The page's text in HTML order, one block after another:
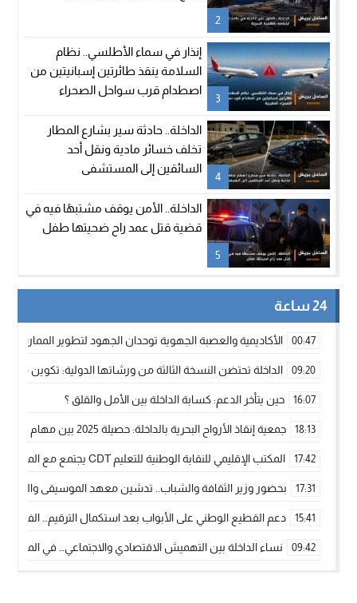
2
3
إنذار في سماء الأطلسي.. نظام
السلامة ينقذ طائرتين إسبانيتين من
اصطدام قرب سواحل الصحراء
4
الداخلة.. حادثة سير بشارع المطار
تخلف خسائر مادية ونقل أحد
السائقين إلى المستشفى
5
الداخلة.. الأمن يوقف مشتبهًا فيه في
قضية قتل عمد راح ضحيتها طفل
24 ساعة
00:47 الأكاديمية والعصبة الجهوية توحدان الجهود لتطوير الممارسة
09:20 الداخلة تحتضن النسخة الثالثة من ورشاتها الدولية: تكوين
16:07 حين يتأخر الدعم: كسابة الداخلة بين الأمل والقلق ؟
18:13 جمعية إنقاذ الأرواح البحرية بالداخلة: حصيلة 2025 بين مهام الإنقاذ ومشروع “دار البحار”
17:42 المكتب الإقليمي للنقابة الوطنية للتعليم CDT يجتمع مع المدير الإقليمي لمناقشة ملفات جوهرية لنساء ورجال التعليم
17:31 بحضور وزير الثقافة والشباب.. تدشين معهد الموسيقى والفنون
15:41 دعم القطيع الوطني على الأبواب بعد استكمال الترقيم…
09:42 نساء الداخلة بين التهميش الاقتصادي والاجتماعي… في المؤسسات